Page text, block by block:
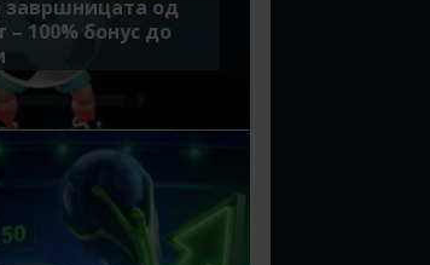
завршницата од
100% бонус до